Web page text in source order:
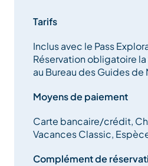
Tarifs
Inclus avec le Pass
Réservation obligatoire
au Bureau des Guides de
Moyens de paiement
Carte bancaire/crédit,
Vacances Classic,
Complément de